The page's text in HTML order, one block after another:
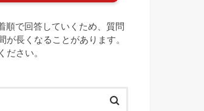
順で回答していくため、質問
が長くなることがあります。
ださい。